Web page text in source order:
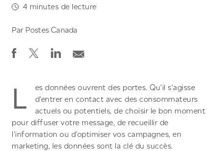
4 minutes de lecture
Par Postes Canada
L
es données ouvrent des portes. Qu’il s’agisse
d’entrer en contact avec des consommateurs
actuels ou potentiels, de choisir le bon moment
pour diffuser votre message, de recueillir de
l’information ou d’optimiser vos campagnes, en
marketing, les données sont la clé du succès.